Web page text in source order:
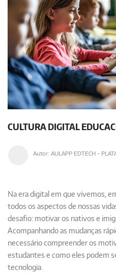
CULTURA DIGITAL
Autor: AULAPP EDTECH -
Na era digital em que vivemos,
todos os aspectos de nossas
desafio: motivar os nativos e
Acompanhando as mudanças
necessário compreender os
estudantes e como eles podem
tecnologia.